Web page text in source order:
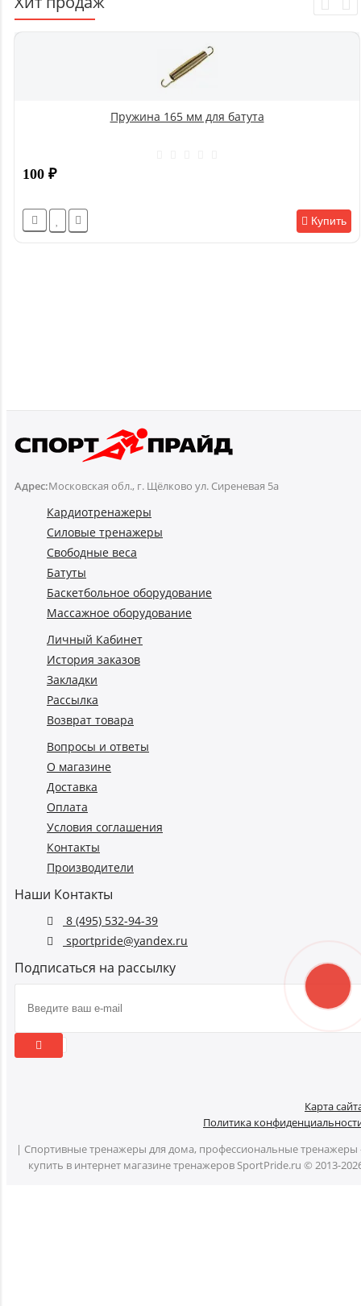
Пружина 165 мм для батута
100 ₽
Купить
Адрес:Московская обл., г. Щёлково ул. Сиреневая 5а
Кардиотренажеры
Силовые тренажеры
Свободные веса
Батуты
Баскетбольное оборудование
Массажное оборудование
Личный Кабинет
История заказов
Закладки
Рассылка
Возврат товара
Вопросы и ответы
О магазине
Доставка
Оплата
Условия соглашения
Контакты
Производители
Наши Контакты
8 (495) 532-94-39
sportpride@yandex.ru
Подписаться на рассылку
Карта
Политика
| Спортивные тренажеры для дома, профессиональные тренажеры
купить в интернет магазине тренажеров SportPride.ru © 2013-